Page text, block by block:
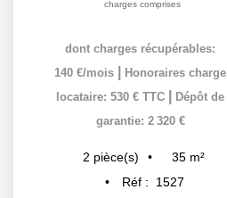
charges comprises
dont charges récupérables:
140 €/mois
Honoraires charge
locataire: 530 € TTC
Dépôt de
garantie: 2 320 €
2 pièce(s) 35 m²
Réf :
1527